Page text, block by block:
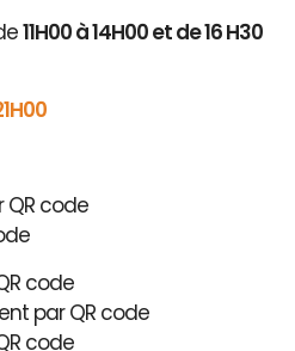
11H00 à 14H00 et de 16 H30
QR code
code
par QR code
code